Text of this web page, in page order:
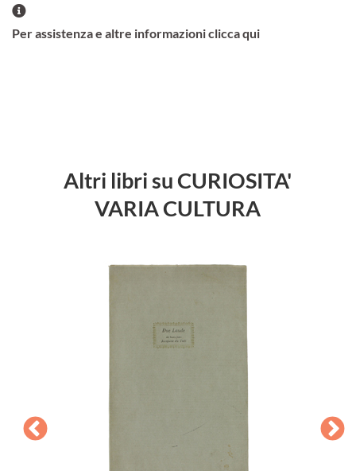
Per assistenza e altre informazioni clicca qui
Altri libri su CURIOSITA'
VARIA CULTURA